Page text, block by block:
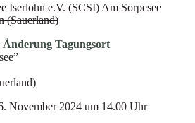
Iserlohn e.V. (SCSI) Am Sorpesee
(Sauerland)
Tagungsort
November 2024 um 14.00 Uhr